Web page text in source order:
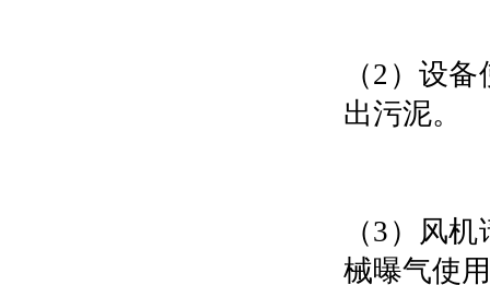
（2 ）设
出污泥。
（3 ）风
械曝气使